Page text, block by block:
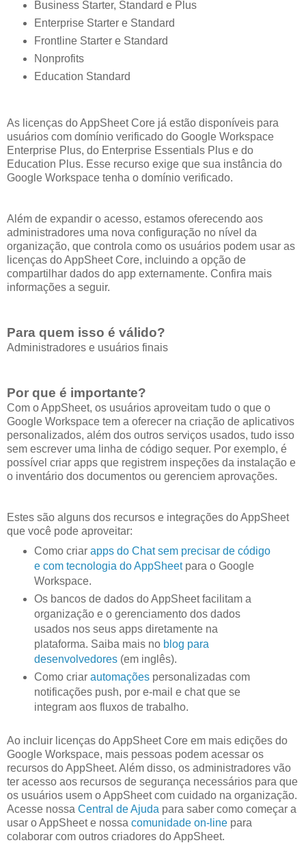
Business Starter, Standard e Plus
Enterprise Starter e Standard
Frontline Starter e Standard
Nonprofits
Education Standard
As licenças do AppSheet Core já estão disponíveis para
usuários com domínio verificado do Google Workspace
Enterprise Plus, do Enterprise Essentials Plus e do
Education Plus. Esse recurso exige que sua instância do
Google Workspace tenha o domínio verificado.
Além de expandir o acesso, estamos oferecendo aos
administradores uma nova configuração no nível da
organização, que controla como os usuários podem usar as
licenças do AppSheet Core, incluindo a opção de
compartilhar dados do app externamente. Confira mais
informações a seguir.
Para quem isso é válido?
Administradores e usuários finais
Por que é importante?
Com o AppSheet, os usuários aproveitam tudo o que o
Google Workspace tem a oferecer na criação de aplicativos
personalizados, além dos outros serviços usados, tudo isso
sem escrever uma linha de código sequer. Por exemplo, é
possível criar apps que registrem inspeções da instalação e
o inventário dos documentos ou gerenciem aprovações.
Estes são alguns dos recursos e integrações do AppSheet
que você pode aproveitar:
Como criar apps do Chat sem precisar de código
e com tecnologia do AppSheetpara o Google
Workspace.
Os bancos de dados do AppSheet facilitam a
organização e o gerenciamento dos dados
usados nos seus apps diretamente na
plataforma. Saiba mais no blog para
desenvolvedores(em inglês).
Como criar automaçõespersonalizadas com
notificações push, por e-mail e chat que se
integram aos fluxos de trabalho.
Ao incluir licenças do AppSheet Core em mais edições do
Google Workspace, mais pessoas podem acessar os
recursos do AppSheet. Além disso, os administradores vão
ter acesso aos recursos de segurança necessários para que
os usuários usem o AppSheet com cuidado na organização.
Acesse nossa Central de Ajuda para saber como começar a
usar o AppSheet e nossa comunidade on-line para
colaborar com outros criadores do AppSheet.